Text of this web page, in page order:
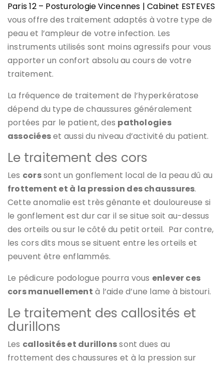
Paris 12 – Posturologie Vincennes | Cabinet ESTEVES
vous offre des traitement adaptés à votre type de
peau et l’ampleur de votre infection. Les
instruments utilisés sont moins agressifs pour vous
apporter un confort absolu au cours de votre
traitement.
La fréquence de traitement de l’hyperkératose
dépend du type de chaussures généralement
portées par le patient, des pathologies
associéeset aussi du niveau d’activité du patient.
Le traitement des cors
Les corssont un gonflement local de la peau dû au
frottement et à la pression des chaussures.
Cette anomalie est très gênante et douloureuse si
le gonflement est dur car il se situe soit au-dessus
des orteils ou sur le côté du petit orteil. Par contre,
les cors dits mous se situent entre les orteils et
peuvent être enflammés.
Le pédicure podologue pourra vous enlever ces
cors manuellement à l’aide d’une lame à bistouri.
Le traitement des callosités et
durillons
Les callosités et durillonssont dues au
frottement des chaussures et à la pression sur